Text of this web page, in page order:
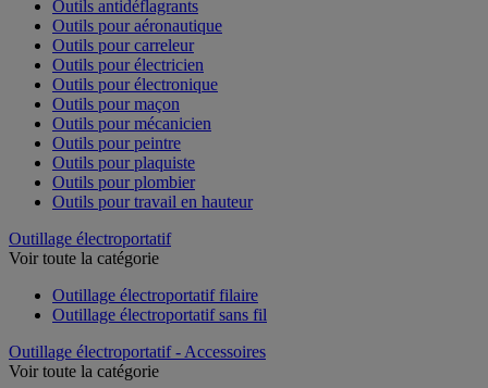
Outils antidéflagrants
Outils pour aéronautique
Outils pour carreleur
Outils pour électricien
Outils pour électronique
Outils pour maçon
Outils pour mécanicien
Outils pour peintre
Outils pour plaquiste
Outils pour plombier
Outils pour travail en hauteur
Outillage électroportatif
Voir toute la catégorie
Outillage électroportatif filaire
Outillage électroportatif sans fil
Outillage électroportatif - Accessoires
Voir toute la catégorie